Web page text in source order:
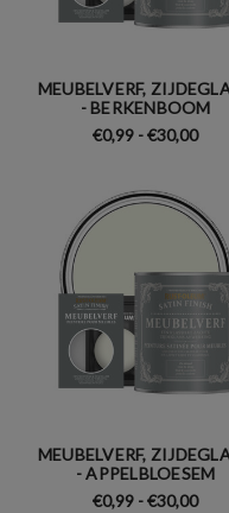
MEUBELVERF,
- BERKENBOOM
€0,99 - €30,00
MEUBELVERF,
- APPELBLOESEM
€0,99 - €30,00